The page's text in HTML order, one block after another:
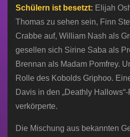
Schülern ist besetzt: Elijah
Thomas zu sehen sein, Finn
Crabbe auf, William Nash als
gesellen sich Sirine Saba als
Brennan als Madam Pomfrey.
Rolle des Kobolds Griphoo.
Davis in den „Deathly
verkörperte.
Die Mischung aus bekannten